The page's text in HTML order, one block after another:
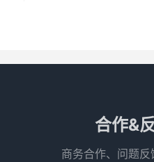
合作&
商务合作、问题